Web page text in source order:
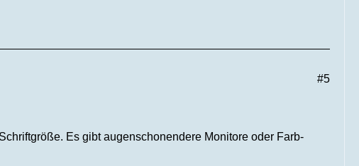
#5
Es gibt augenschonendere Monitore oder Farb-